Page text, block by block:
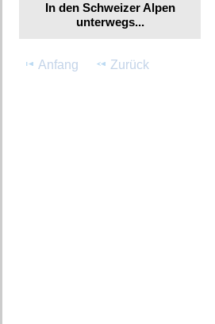
In den Schweizer Alpen
unterwegs...
Anfang Zurück